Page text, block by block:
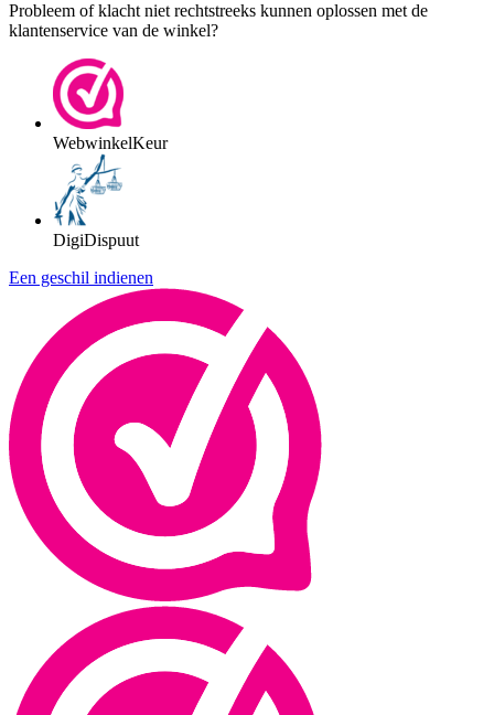
Probleem of klacht niet rechtstreeks kunnen oplossen met de
klantenservice van de winkel?
WebwinkelKeur
DigiDispuut
Een geschil indienen